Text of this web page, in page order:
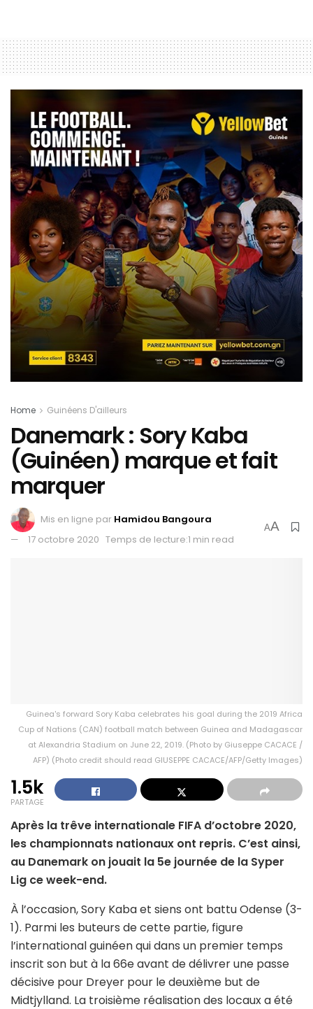
Home Guinéens D'ailleurs
Danemark : Sory Kaba
(Guinéen) marque et fait
marquer
Mis en ligne par Hamidou Bangoura
17 octobre 2020 Temps de lecture:1 min read
AA
Guinea's forward Sory Kaba celebrates his goal during the 2019 Africa
Cup of Nations (CAN) football match between Guinea and Madagascar
at Alexandria Stadium on June 22, 2019. (Photo by Giuseppe CACACE /
AFP) (Photo credit should read GIUSEPPE CACACE/AFP/Getty Images)
1.5k
PARTAGE
Après la trêve internationale FIFA d’octobre 2020,
les championnats nationaux ont repris. C’est ainsi,
au Danemark on jouait la 5e journée de la Syper
Lig ce week-end.
À l’occasion, Sory Kaba et siens ont battu Odense (3-
1). Parmi les buteurs de cette partie, figure
l’international guinéen qui dans un premier temps
inscrit son but à la 66e avant de délivrer une passe
décisive pour Dreyer pour le deuxième but de
Midtjylland. La troisième réalisation des locaux a été